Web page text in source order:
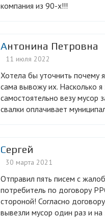
компания из 90-х!!!
Антонина Петровна
11 июля 2022
Хотела бы уточнить почему я должна платить за мусор, если контейнеры стоят от меня в полтора километра и я
сама вывожу их. Насколько
самостоятельно везу мусор
свалки оплачивает
Сергей
30 марта 2021
Отправил пять писем с жалобой, но реакции никакой нет и видимо не будет! Это первое письмо: День добрый ! Я
потребитель по договору
стороной! Согласно
вывезли мусор один раз и